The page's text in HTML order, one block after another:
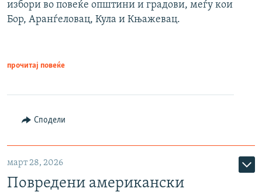
избори во повеќе општини и градови, меѓу кои
Бор, Аранѓеловац, Кула и Књажевац.
прочитај повеќе
Сподели
март 28, 2026
Повредени американски